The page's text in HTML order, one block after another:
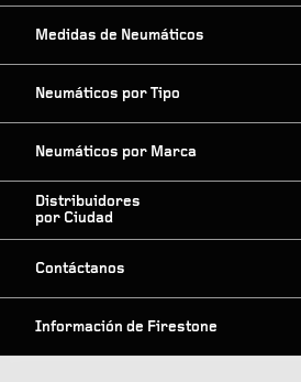
Medidas de Neumáticos
Neumáticos por Tipo
Neumáticos por Marca
Distribuidores
por Ciudad
Contáctanos
Información de Firestone